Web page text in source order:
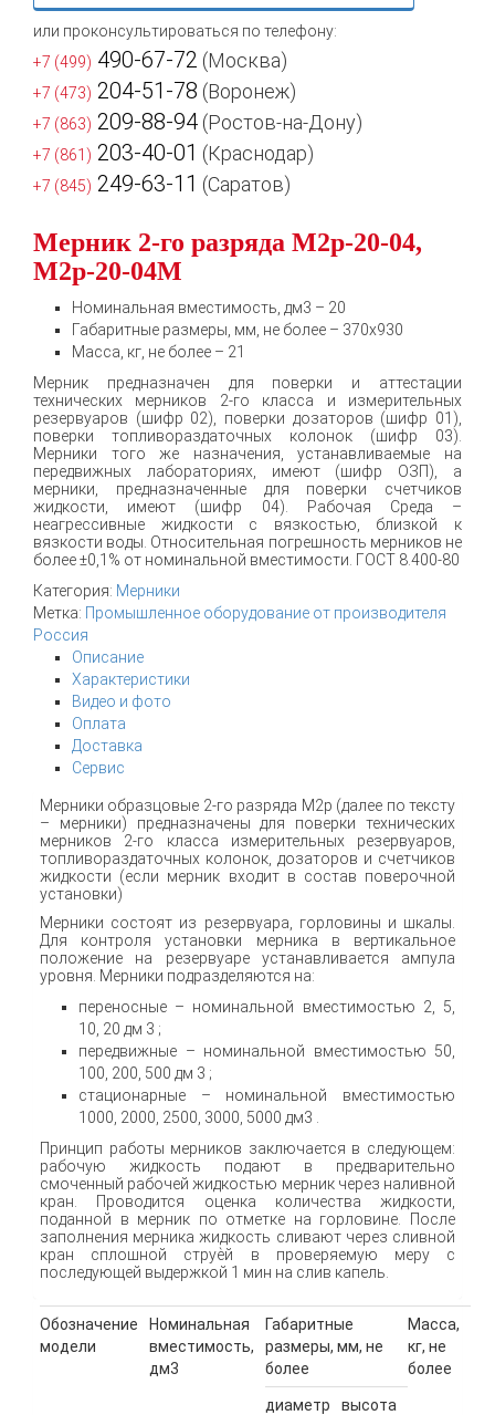
или проконсультироваться по телефону:
+7 (499) 490-67-72 (Москва)
+7 (473) 204-51-78 (Воронеж)
+7 (863) 209-88-94 (Ростов-на-Дону)
+7 (861) 203-40-01 (Краснодар)
+7 (845) 249-63-11 (Саратов)
Мерник 2-го разряда М2р-20-04,
М2р-20-04М
Номинальная вместимость, дм3 – 20
Габаритные размеры, мм, не более – 370х930
Масса, кг, не более – 21
Мерник предназначен для поверки и аттестации
технических мерников 2-го класса и измерительных
резервуаров (шифр 02), поверки дозаторов (шифр 01),
поверки топливораздаточных колонок (шифр 03).
Мерники того же назначения, устанавливаемые на
передвижных лабораториях, имеют (шифр ОЗП), а
мерники, предназначенные для поверки счетчиков
жидкости, имеют (шифр 04). Рабочая Среда –
неагрессивные жидкости с вязкостью, близкой к
вязкости воды. Относительная погрешность мерников не
более ±0,1% от номинальной вместимости. ГОСТ 8.400-80
Категория: Мерники
Метка: Промышленное оборудование от производителя
Россия
Описание
Характеристики
Видео и фото
Оплата
Доставка
Сервис
Мерники образцовые 2-го разряда М2р (далее по тексту
– мерники) предназначены для поверки технических
мерников 2-го класса измерительных резервуаров,
топливораздаточных колонок, дозаторов и счетчиков
жидкости (если мерник входит в состав поверочной
установки)
Мерники состоят из резервуара, горловины и шкалы.
Для контроля установки мерника в вертикальное
положение на резервуаре устанавливается ампула
уровня. Мерники подразделяются на:
переносные – номинальной вместимостью 2, 5,
10, 20 дм 3 ;
передвижные – номинальной вместимостью 50,
100, 200, 500 дм 3 ;
стационарные – номинальной вместимостью
1000, 2000, 2500, 3000, 5000 дм3 .
Принцип работы мерников заключается в следующем:
рабочую жидкость подают в предварительно
смоченный рабочей жидкостью мерник через наливной
кран. Проводится оценка количества жидкости,
поданной в мерник по отметке на горловине. После
заполнения мерника жидкость сливают через сливной
кран сплошной струѐй в проверяемую меру с
последующей выдержкой 1 мин на слив капель.
Обозначение
модели
Номинальная
вместимость,
дм3
Габаритные
размеры, мм, не
более
Масса,
кг, не
более
диаметр высота